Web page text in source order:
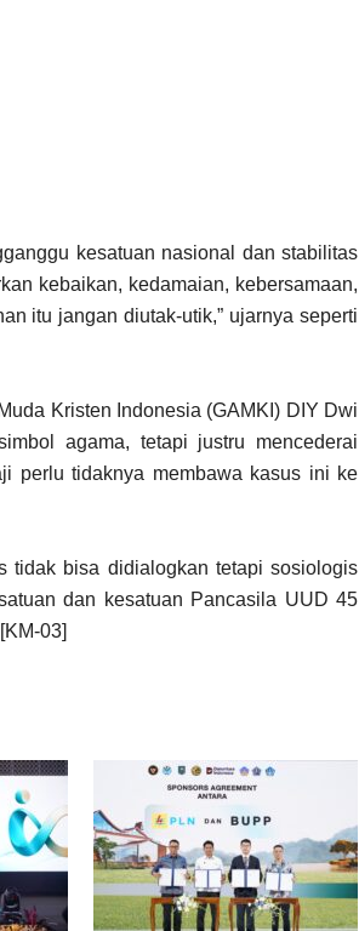
kesatuan nasional dan stabilitas
kebaikan, kedamaian, kebersamaan,
itu jangan diutak-utik,” ujarnya seperti
Kristen Indonesia (GAMKI) DIY Dwi
agama, tetapi justru mencederai
perlu tidaknya membawa kasus ini ke
tidak bisa didialogkan tetapi sosiologis
dan kesatuan Pancasila UUD 45
03]